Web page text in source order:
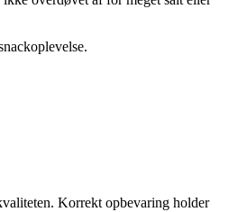
Korrekt opbevaring holder